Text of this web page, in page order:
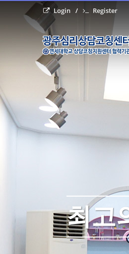
Login Register
최고